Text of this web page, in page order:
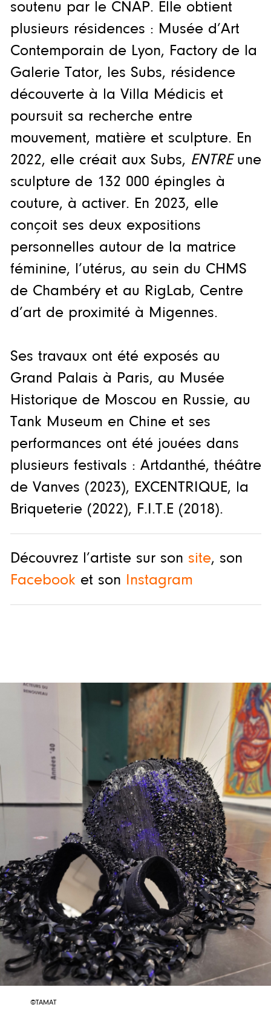
soutenu par le CNAP. Elle obtient
plusieurs résidences : Musée d’Art
Contemporain de Lyon, Factory de la
Galerie Tator, les Subs, résidence
découverte à la Villa Médicis et
poursuit sa recherche entre
mouvement, matière et sculpture. En
2022, elle créait aux Subs, ENTREune
sculpture de 132 000 épingles à
couture, à activer. En 2023, elle
conçoit ses deux expositions
personnelles autour de la matrice
féminine, l’utérus, au sein du CHMS
de Chambéry et au RigLab, Centre
d’art de proximité à Migennes.
Ses travaux ont été exposés au
Grand Palais à Paris, au Musée
Historique de Moscou en Russie, au
Tank Museum en Chine et ses
performances ont été jouées dans
plusieurs festivals : Artdanthé, théâtre
de Vanves (2023), EXCENTRIQUE, la
Briqueterie (2022), F.I.T.E (2018).
Découvrez l’artiste sur son site, son
Facebook et son Instagram
©TAMAT